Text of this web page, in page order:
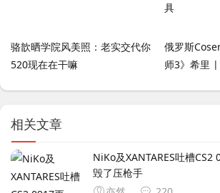
骆歆晒学院风美照：老实交代你
520现在在干嘛
俄罗斯
师3》希里
相关文章
NiKo及XANTARES吐槽
毁了压枪手